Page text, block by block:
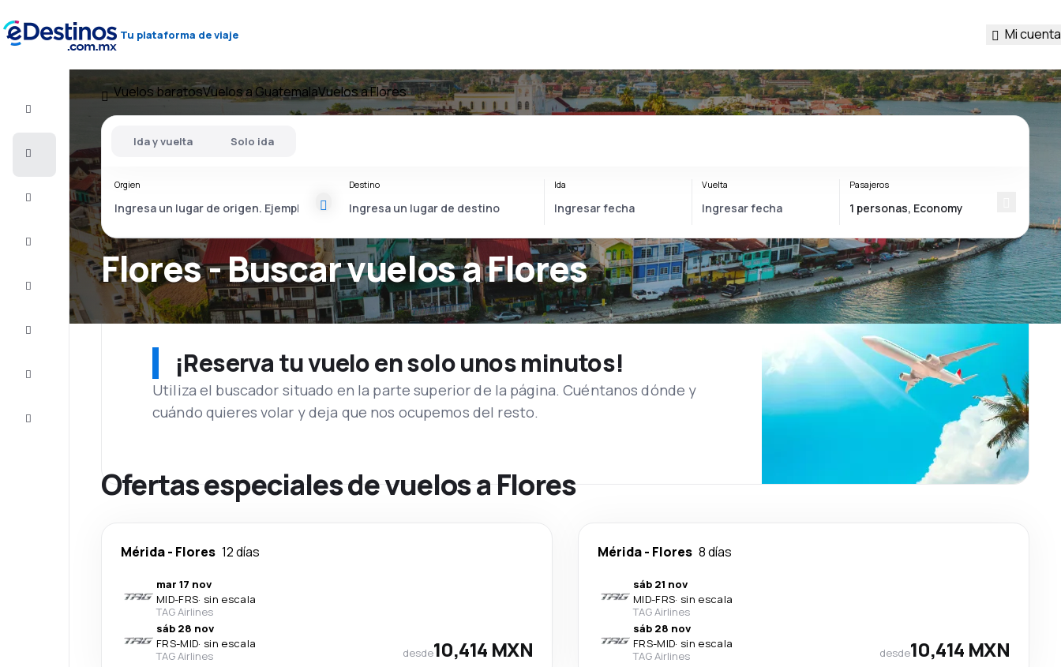
Tu plataforma de viaje Mi cuenta
baratos
Alojamientos
Completa
Vuelos baratosVuelos a GuatemalaVuelos a Flores
Flores - Buscar vuelos a Flores
Ida y vuelta Solo ida
Orgien Destino Ida Vuelta Pasajeros
¡Reserva tu vuelo en solo unos minutos!
Utiliza el buscador situado en la parte superior de la página. Cuéntanos dónde y
cuándo quieres volar y deja que nos ocupemos del resto.
Ofertas especiales de vuelos a Flores
Mérida- Flores 12 días
mar 17 nov
MID-FRS· sin escala
TAG Airlines
sáb 28 nov
FRS-MID· sin escala
TAG Airlines
desde10,414 MXN
Mérida- Flores 8 días
sáb 21 nov
MID-FRS· sin escala
TAG Airlines
sáb 28 nov
FRS-MID· sin escala
TAG Airlines
desde10,414 MXN